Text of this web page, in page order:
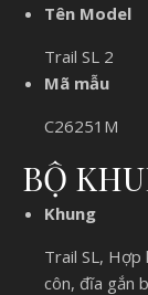
Tên Model
Trail SL 2
Mã mẫu
C26251M
BỘ
Khung
Trail SL, Hợp
côn, đĩa gắn